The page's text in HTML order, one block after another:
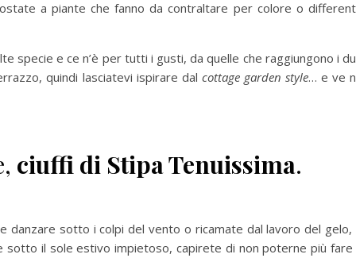
a piante che fanno da contraltare per colore o
specie e ce n’è per tutti i gusti, da quelle che raggiungono i
quindi lasciatevi ispirare dal cottage garden style… e ve
ciuffi di Stipa Tenuissima.
danzare sotto i colpi del vento o ricamate dal lavoro del gelo,
sotto il sole estivo impietoso, capirete di non poterne più fare